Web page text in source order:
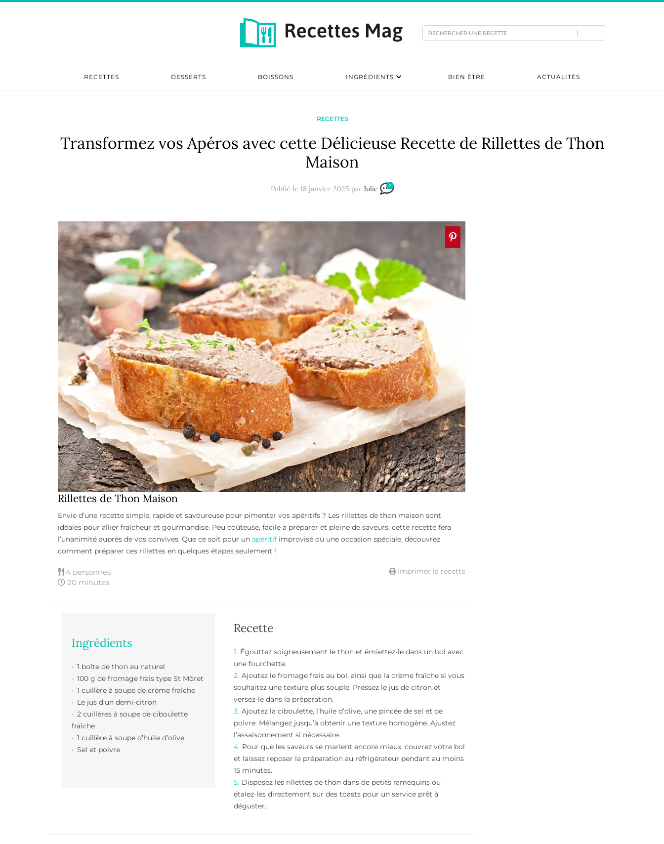
Rechercher
RECETTES DESSERTS BOISSONS INGRÉDIENTS BIEN ÊTRE ACTUALITÉS
RECETTES
​Transformez vos Apéros avec cette Délicieuse Recette de Rillettes de Thon
Maison
Publié le 18 janvier 2025 par Julie 2
Rillettes de Thon Maison
Envie d’une recette simple, rapide et savoureuse pour pimenter vos apéritifs ? Les rillettes de thon maison sont
idéales pour allier fraîcheur et gourmandise. Peu coûteuse, facile à préparer et pleine de saveurs, cette recette fera
l’unanimité auprès de vos convives. Que ce soit pour un apéritif improvisé ou une occasion spéciale, découvrez
comment préparer ces rillettes en quelques étapes seulement !
4 personnes
20 minutes
Imprimer la recette
Ingrédients
1 boîte de thon au naturel
100 g de fromage frais type St Môret
1 cuillère à soupe de crème fraîche
Le jus d’un demi-citron
2 cuillères à soupe de ciboulette
fraîche
1 cuillère à soupe d’huile d’olive
Sel et poivre
Recette
Égouttez soigneusement le thon et émiettez-le dans un bol avec
une fourchette.
Ajoutez le fromage frais au bol, ainsi que la crème fraîche si vous
souhaitez une texture plus souple. Pressez le jus de citron et
versez-le dans la préparation.
Ajoutez la ciboulette, l’huile d’olive, une pincée de sel et de
poivre. Mélangez jusqu’à obtenir une texture homogène. Ajustez
l’assaisonnement si nécessaire.
Pour que les saveurs se marient encore mieux, couvrez votre bol
et laissez reposer la préparation au réfrigérateur pendant au moins
15 minutes.
Disposez les rillettes de thon dans de petits ramequins ou
étalez-les directement sur des toasts pour un service prêt à
déguster.